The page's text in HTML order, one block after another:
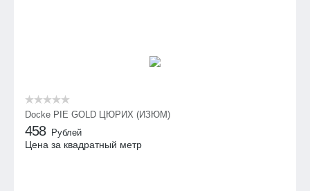
Docke PIE GOLD ЦЮРИХ (ИЗЮМ)
458 Рублей
Цена за квадратный метр